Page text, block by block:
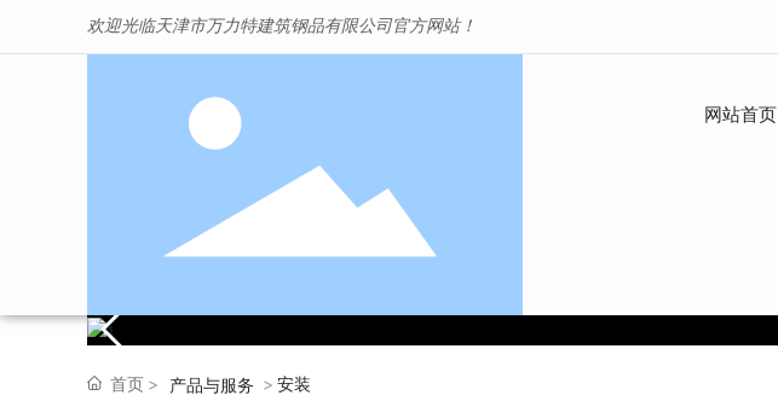
欢迎光临天津市万力特建筑钢品有限公司官方网站！
网站首页
首页 产品与服务 安装